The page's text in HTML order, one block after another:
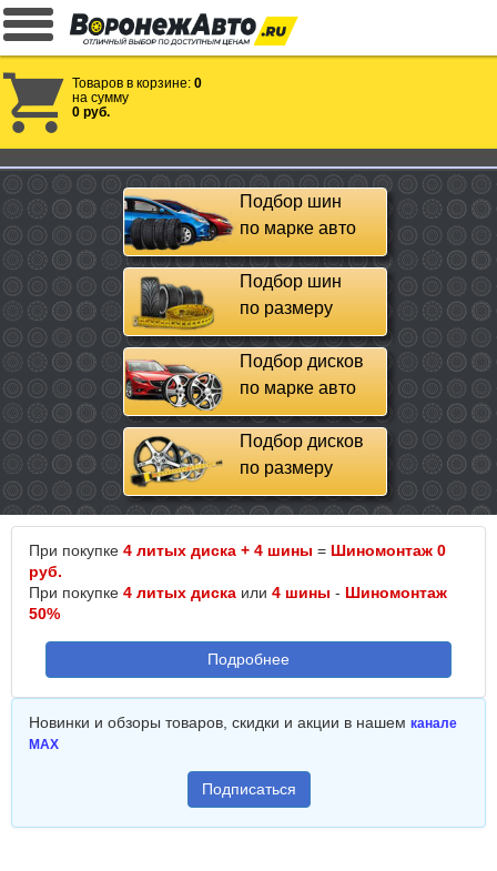
Товаров в корзине: 0
на сумму
0 руб.
Подбор шин
по марке авто
Подбор шин
по размеру
Подбор дисков
по марке авто
Подбор дисков
по размеру
При покупке 4 литых диска + 4 шины = Шиномонтаж 0
руб.
При покупке 4 литых диска или 4 шины - Шиномонтаж
50%
Подробнее
Новинки и обзоры товаров, скидки и акции в нашем канале
MAX
Подписаться